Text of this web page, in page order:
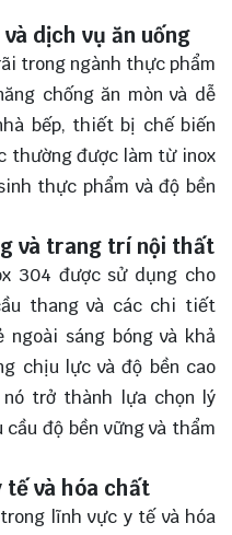
dịch vụ ăn uống
trong ngành thực phẩm
chống ăn mòn và dễ
bếp, thiết bị chế biến
thường được làm từ inox
thực phẩm và độ bền
và trang trí nội thất
304 được sử dụng cho
thang và các chi tiết
sáng bóng và khả
chịu lực và độ bền cao
trở thành lựa chọn lý
độ bền vững và thẩm
tế và hóa chất
lĩnh vực y tế và hóa